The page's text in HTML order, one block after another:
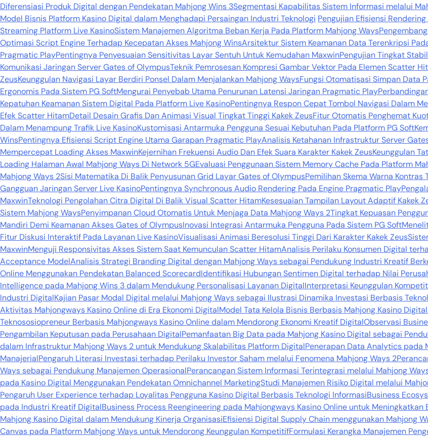
Diferensiasi Produk Digital dengan Pendekatan Mahjong Wins 3Segmentasi Kapabilitas Sistem Informasi melalui
Model Bisnis Platform Kasino Digital dalam Menghadapi Persaingan Industri Teknologi Pengujian Efisiensi
Streaming Platform Live KasinoSistem Manajemen Algoritma Beban Kerja Pada Platform Mahjong Ways
Optimasi Script Engine Terhadap Kecepatan Akses Mahjong WinsArsitektur Sistem Keamanan Data Terenkripsi
Pragmatic PlayPentingnya Penyesuaian Sensitivitas Layar Sentuh Untuk Kemudahan MaxwinPengujian Tingkat
Komunikasi Jaringan Server Gates of OlympusTeknik Pemrosesan Kompresi Gambar Vektor Pada Elemen Scatter
ZeusKeunggulan Navigasi Layar Berdiri Ponsel Dalam Menjalankan Mahjong WaysFungsi Otomatisasi Simpan Data
Ergonomis Pada Sistem PG SoftMengurai Penyebab Utama Penurunan Latensi Jaringan Pragmatic Play
Kepatuhan Keamanan Sistem Digital Pada Platform Live KasinoPentingnya Respon Cepat Tombol Navigasi Dalam
Efek Scatter HitamDetail Desain Grafis Dan Animasi Visual Tingkat Tinggi Kakek ZeusFitur Otomatis Penghemat
Dalam Menampung Trafik Live KasinoKustomisasi Antarmuka Pengguna Sesuai Kebutuhan Pada Platform PG Soft
WinsPentingnya Efisiensi Script Engine Utama Garapan Pragmatic PlayAnalisis Ketahanan Infrastruktur Server
Mempercepat Loading Akses MaxwinKejernihan Frekuensi Audio Dan Efek Suara Karakter Kakek ZeusKeunggulan
Loading Halaman Awal Mahjong Ways Di Network 5GEvaluasi Penggunaan Sistem Memory Cache Pada Platform
Mahjong Ways 2Sisi Matematika Di Balik Penyusunan Grid Layar Gates of OlympusPemilihan Skema Warna
Gangguan Jaringan Server Live KasinoPentingnya Synchronous Audio Rendering Pada Engine Pragmatic Play
MaxwinTeknologi Pengolahan Citra Digital Di Balik Visual Scatter HitamKesesuaian Tampilan Layout Adaptif Kakek
Sistem Mahjong WaysPenyimpanan Cloud Otomatis Untuk Menjaga Data Mahjong Ways 2Tingkat Kepuasan
Mandiri Demi Keamanan Akses Gates of OlympusInovasi Integrasi Antarmuka Pengguna Pada Sistem PG Soft
Fitur Diskusi Interaktif Pada Layanan Live KasinoVisualisasi Animasi Beresolusi Tinggi Dari Karakter Kakek Zeus
MaxwinMenguji Responsivitas Akses Sistem Saat Kemunculan Scatter HitamAnalisis Perilaku Konsumen Digital
Acceptance ModelAnalisis Strategi Branding Digital dengan Mahjong Ways sebagai Pendukung Industri Kreatif
Online Menggunakan Pendekatan Balanced ScorecardIdentifikasi Hubungan Sentimen Digital terhadap Nilai
Intelligence pada Mahjong Wins 3 dalam Mendukung Personalisasi Layanan DigitalInterpretasi Keunggulan
Industri DigitalKajian Pasar Modal Digital melalui Mahjong Ways sebagai Ilustrasi Dinamika Investasi Berbasis
Aktivitas Mahjongways Kasino Online di Era Ekonomi DigitalModel Tata Kelola Bisnis Berbasis Mahjong Kasino
Teknososiopreneur Berbasis Mahjongways Kasino Online dalam Mendorong Ekonomi Kreatif DigitalObservasi
Pengambilan Keputusan pada Perusahaan DigitalPemanfaatan Big Data pada Mahjong Kasino Digital sebagai
dalam Infrastruktur Mahjong Ways 2 untuk Mendukung Skalabilitas Platform DigitalPenerapan Data Analytics pada
ManajerialPengaruh Literasi Investasi terhadap Perilaku Investor Saham melalui Fenomena Mahjong Ways 2
Ways sebagai Pendukung Manajemen OperasionalPerancangan Sistem Informasi Terintegrasi melalui Mahjong
pada Kasino Digital Menggunakan Pendekatan Omnichannel MarketingStudi Manajemen Risiko Digital melalui
Pengaruh User Experience terhadap Loyalitas Pengguna Kasino Digital Berbasis Teknologi InformasiBusiness
pada Industri Kreatif DigitalBusiness Process Reengineering pada Mahjongways Kasino Online untuk Meningkatkan
Mahjong Kasino Digital dalam Mendukung Kinerja OrganisasiEfisiensi Digital Supply Chain menggunakan Mahjong
Canvas pada Platform Mahjong Ways untuk Mendorong Keunggulan KompetitifFormulasi Kerangka Manajemen